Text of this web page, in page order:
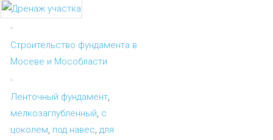
Строительство фундамента в
Мосеве и Мособласти
Ленточный фундамент,
мелкозаглубленный, с
цоколем, под навес, для